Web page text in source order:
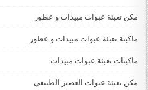
مكن تعبئة عبوات مبيدات و عطور
ماكينة تعبئة عبوات مبيدات و عطور
ماكينات تعبئة عبوات مبيدات
مكن تعبئة عبوات العصير الطبيعي